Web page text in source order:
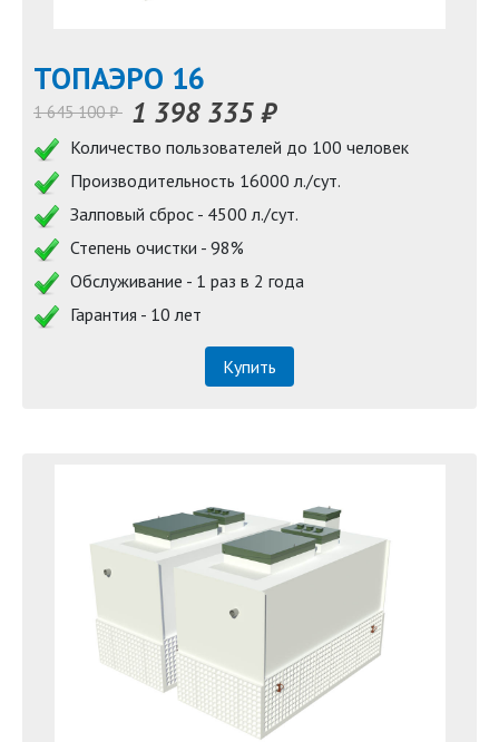
TOПАЭРО 16
1 645 100 ₽ 1 398 335 ₽
Количество пользователей до 100 человек
Производительность 16000 л./сут.
Залповый сброс - 4500 л./сут.
Степень очистки - 98%
Обслуживание - 1 раз в 2 года
Гарантия - 10 лет
Купить